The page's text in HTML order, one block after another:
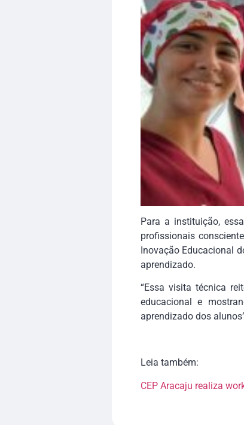
Para a instituição,
profissionais
Inovação Educacional
aprendizado.
“Essa visita técnica
educacional e
aprendizado dos
Leia também:
CEP Aracaju realiza